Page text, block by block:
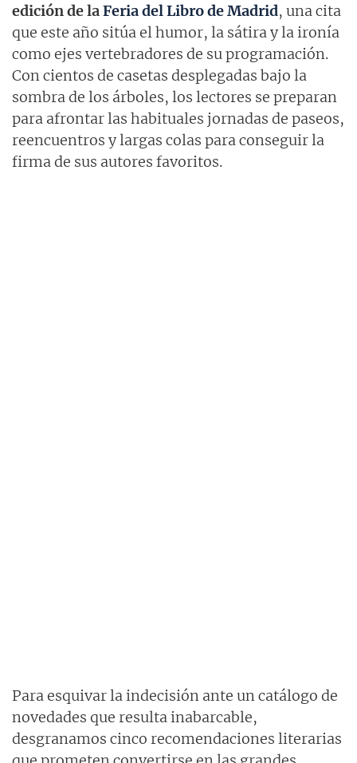
edición de laFeria del Libro de Madrid, una cita
que este año sitúa el humor, la sátira y la ironía
como ejes vertebradores de su programación.
Con cientos de casetas desplegadas bajo la
sombra de los árboles, los lectores se preparan
para afrontar las habituales jornadas de paseos,
reencuentros y largas colas para conseguir la
firma de sus autores favoritos.
Para esquivar la indecisión ante un catálogo de
novedades que resulta inabarcable,
desgranamos cinco recomendaciones literarias